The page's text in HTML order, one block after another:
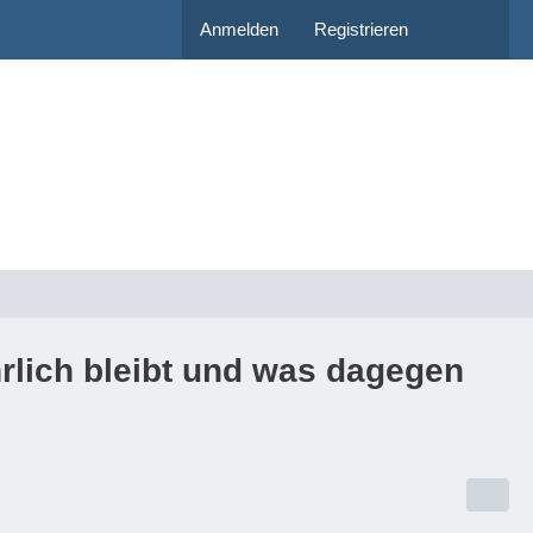
Anmelden Registrieren
bleibt und was dagegen